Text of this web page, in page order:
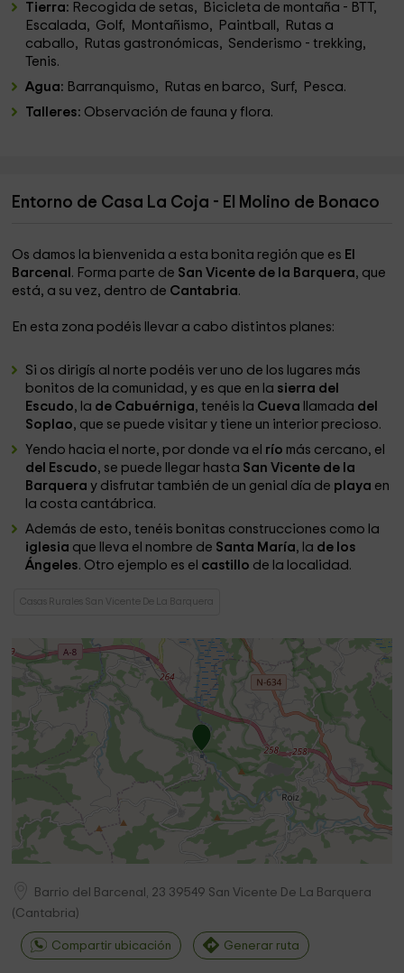
Tierra: Recogida de setas, Bicicleta de montaña - BTT,
Escalada, Golf, Montañismo, Paintball, Rutas a
caballo, Rutas gastronómicas, Senderismo - trekking,
Tenis.
Agua: Barranquismo, Rutas en barco, Surf, Pesca.
Talleres: Observación de fauna y flora.
Entorno de Casa La Coja - El Molino de Bonaco
Os damos la bienvenida a esta bonita región que es El
Barcenal . Forma parte de San Vicente de la Barquera, que
está, a su vez, dentro de Cantabria.
En esta zona podéis llevar a cabo distintos planes:
Si os dirigís al norte podéis ver uno de los lugares más
bonitos de la comunidad, y es que en la sierra del
Escudo, la de Cabuérniga, tenéis la Cueva llamada del
Soplao, que se puede visitar y tiene un interior precioso.
Yendo hacia el norte, por donde va el río más cercano, el
del Escudo, se puede llegar hasta San Vicente de la
Barquera y disfrutar también de un genial día de playa en
la costa cantábrica.
Además de esto, tenéis bonitas construcciones como la
iglesia que lleva el nombre de Santa María, la de los
Ángeles. Otro ejemplo es el castillo de la localidad.
Casas Rurales San Vicente De La Barquera
Barrio del Barcenal, 23 39549 San Vicente De La Barquera
(Cantabria)
Compartir ubicación Generar ruta